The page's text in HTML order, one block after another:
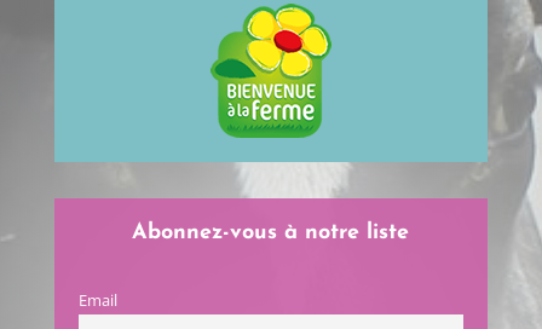
Abonnez-vous à notre liste
Email